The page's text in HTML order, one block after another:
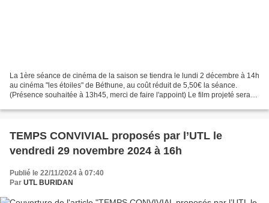
La 1ère séance de cinéma de la saison se tiendra le lundi 2 décembre à 14h
au cinéma "les étoiles" de Béthune, au coût réduit de 5,50€ la séance.
(Présence souhaitée à 13h45, merci de faire l'appoint) Le film projeté sera
TEMPS CONVIVIAL proposés par l’UTL le
vendredi 29 novembre 2024 à 16h
Publié le 22/11/2024 à 07:40
Par UTL BURIDAN